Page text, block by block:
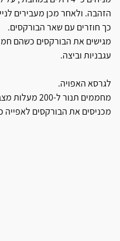
הזהבה. ולאחר מכן מעבירים
כך חוזרים עם שאר הבורקסים.
מגישים את הבורקסים כשהם
עגבניות וביצה.
לגרסא האפויה.
מחממים תנור ל-200 מעלות מצב טורבו.
מכניסים את הבורקסים לאפייה כ- 15 דקות או עד